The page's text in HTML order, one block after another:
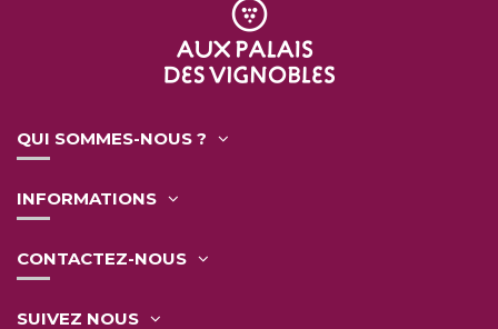
QUI SOMMES-NOUS ?
INFORMATIONS
CONTACTEZ-NOUS
SUIVEZ NOUS